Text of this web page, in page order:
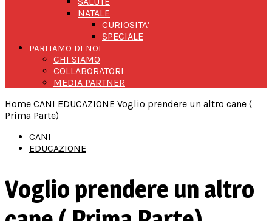
NATALE
CURIOSITA’
SPECIALE
PARLIAMO DI NOI
CHI SIAMO
COLLABORATORI
MEDIA PARTNER
Home CANI EDUCAZIONE Voglio prendere un altro cane (
Prima Parte)
CANI
EDUCAZIONE
Voglio prendere un altro